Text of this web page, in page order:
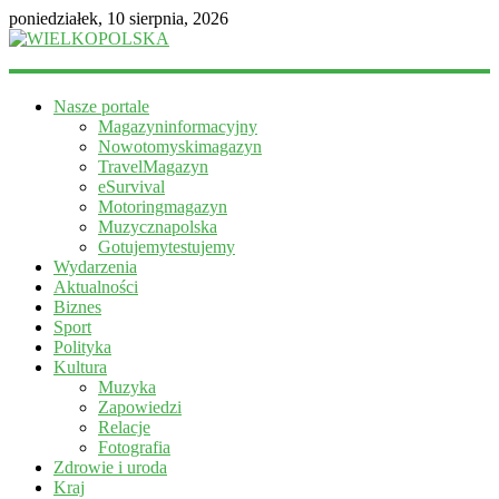
poniedziałek, 10 sierpnia, 2026
WIELKOPOLSKA
informacyjny
Nasze portale
Magazyninformacyjny
Nowotomyskimagazyn
TravelMagazyn
eSurvival
Motoringmagazyn
Muzycznapolska
Gotujemytestujemy
Wydarzenia
Aktualności
Biznes
Sport
Polityka
Kultura
Muzyka
Zapowiedzi
Relacje
Fotografia
Zdrowie i uroda
Kraj